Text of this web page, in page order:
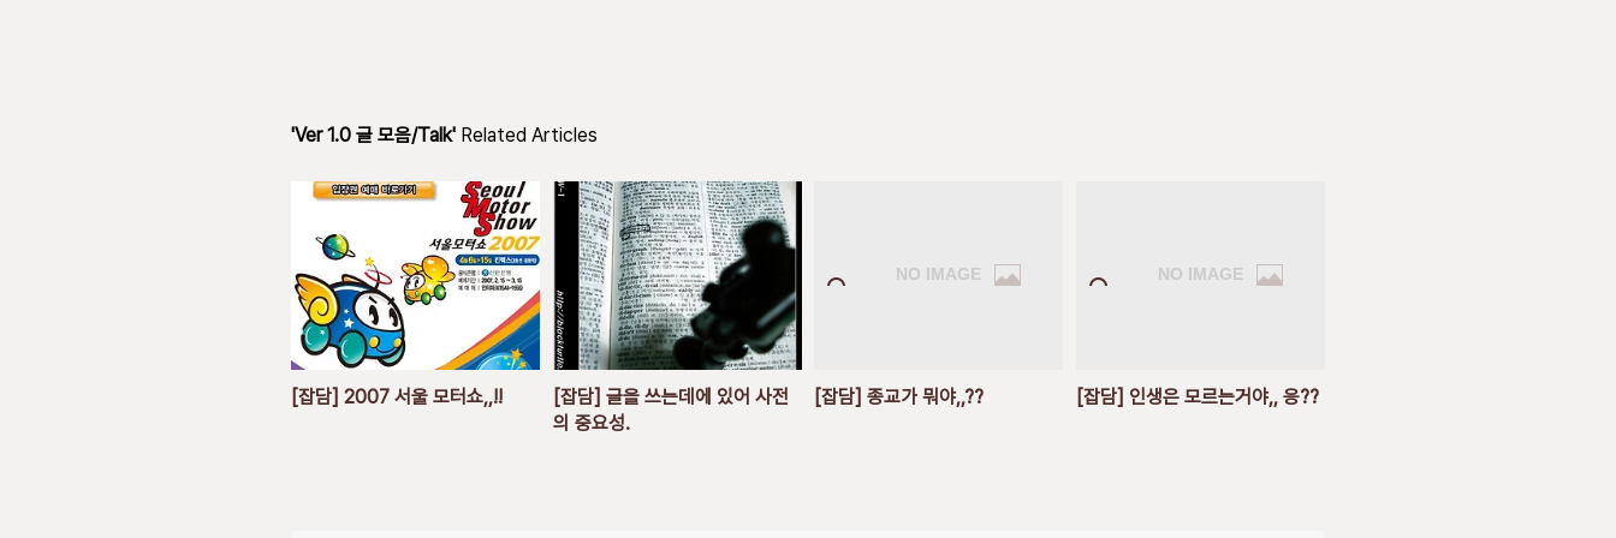
'Ver 1.0 글 모음/Talk' Related Articles
[잡담] 2007 서울 모터쇼,,!!
[잡담] 글을 쓰는데에 있어 사전
의 중요성.
[잡담] 종교가 뭐야,,?? [잡담] 인생은 모르는거야,, 응??